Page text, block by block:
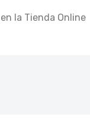
la Tienda Online